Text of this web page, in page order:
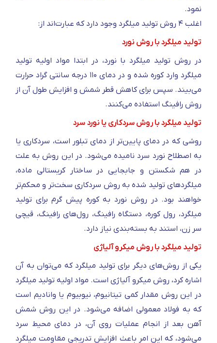
نمود.
اغلب ۴ روش تولید میلگرد وجود دارد که عبارت‌اند از:
تولید میلگرد با روش نورد
در روش تولید میلگرد با نورد، در ابتدا مواد اولیه تولید
میلگرد وارد کوره شده و در دمای ۱۱۰ درجه سانتی گراد حرارت
می‌بیند. سپس برای کاهش قطر شمش و افزایش طول آن از
روش رافینگ استفاده می‌کنند.
تولید میلگرد با روش سردکاری یا نورد سرد
روشی که در دمای پایین‌تر از دمای تبلور است، سردکاری یا
به اصطلاح نورد سرد نامیده می‌شود. در این روش به علت
در هم شکستن و جابجایی در ساختار کریستالی ماده،
میلگرد‌های تولید شده به روش سردکاری سخت‌تر و محکم‌تر
خواهند بود. در روش نورد به کوره پیش گرم برای تولید
میلگرد، رول کوره، دستگاه رافینگ، رول‌های رافینگ، قیچی
سر زن، استند به بسته‌بندی نیاز دارد.
تولید میلگرد با روش میکرو آلیاژی
یکی از روش‌های دیگر برای تولید میلگرد که می‌توان به آن
اشاره کرد، روش میکرو آلیاژی است. مواد اولیه تولید میلگرد
در این روش مقدار کمی تیتانیوم، نیوبیوم یا وانادیم است
که به فولاد معمولی اضافه می‌شود. در این روش شمش
آهن بعد از انجام عملیات روی آن، در دمای محیط سرد
می‌شود، که این امر باعث افزایش تدریجی مقاومت میلگرد